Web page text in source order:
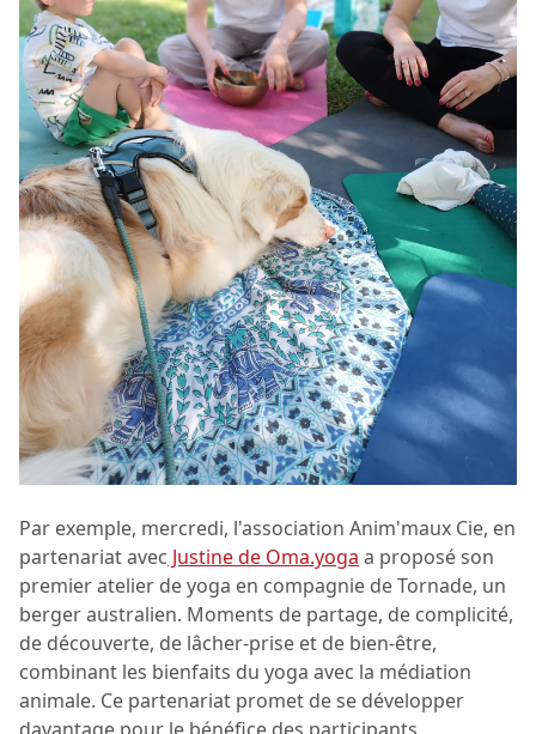
Par exemple, mercredi, l'association Anim'maux Cie, en
partenariat avec Justine de Oma.yoga a proposé son
premier atelier de yoga en compagnie de Tornade, un
berger australien. Moments de partage, de complicité,
de découverte, de lâcher-prise et de bien-être,
combinant les bienfaits du yoga avec la médiation
animale. Ce partenariat promet de se développer